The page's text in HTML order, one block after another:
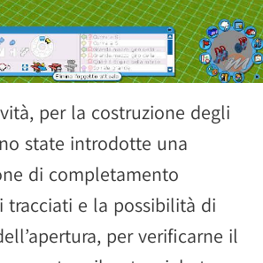
per la costruzione degli
state introdotte una
di completamento
tracciati e la possibilità di
per verificarne il